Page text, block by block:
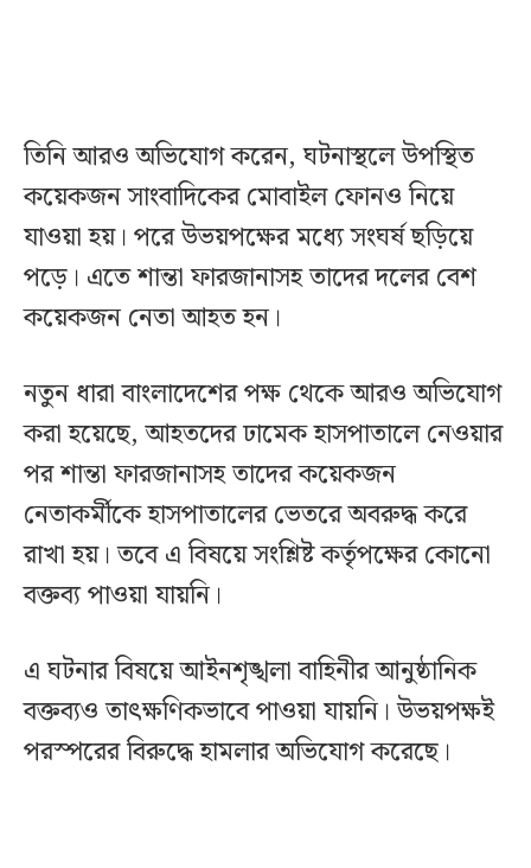
তিনি আরও অভিযোগ করেন, ঘটনাস্থলে উপস্থিত
কয়েকজন সাংবাদিকের মোবাইল ফোনও নিয়ে
যাওয়া হয়। পরে উভয়পক্ষের মধ্যে সংঘর্ষ ছড়িয়ে
পড়ে। এতে শান্তা ফারজানাসহ তাদের দলের বেশ
কয়েকজন নেতা আহত হন।
নতুন ধারা বাংলাদেশের পক্ষ থেকে আরও অভিযোগ
করা হয়েছে, আহতদের ঢামেক হাসপাতালে নেওয়ার
পর শান্তা ফারজানাসহ তাদের কয়েকজন
নেতাকর্মীকে হাসপাতালের ভেতরে অবরুদ্ধ করে
রাখা হয়। তবে এ বিষয়ে সংশ্লিষ্ট কর্তৃপক্ষের কোনো
বক্তব্য পাওয়া যায়নি।
এ ঘটনার বিষয়ে আইনশৃঙ্খলা বাহিনীর আনুষ্ঠানিক
বক্তব্যও তাৎক্ষণিকভাবে পাওয়া যায়নি। উভয়পক্ষই
পরস্পরের বিরুদ্ধে হামলার অভিযোগ করেছে।